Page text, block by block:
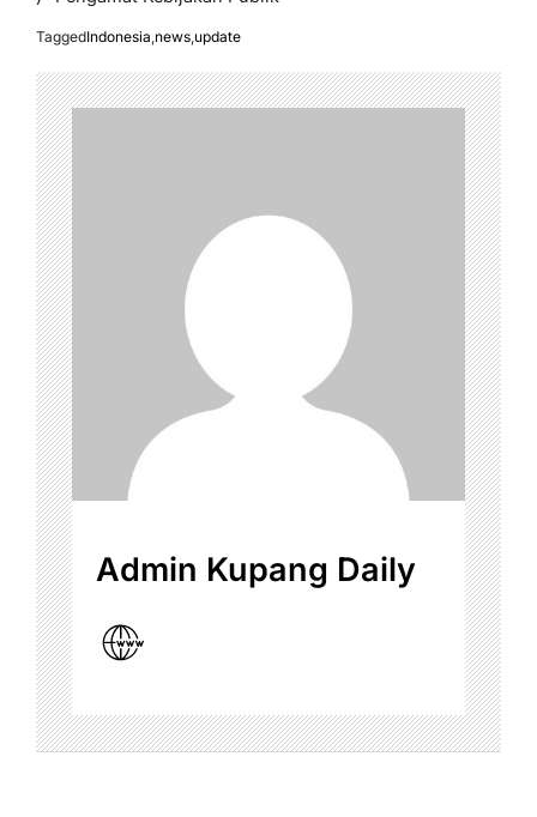
TaggedIndonesia news update
Admin Kupang Daily